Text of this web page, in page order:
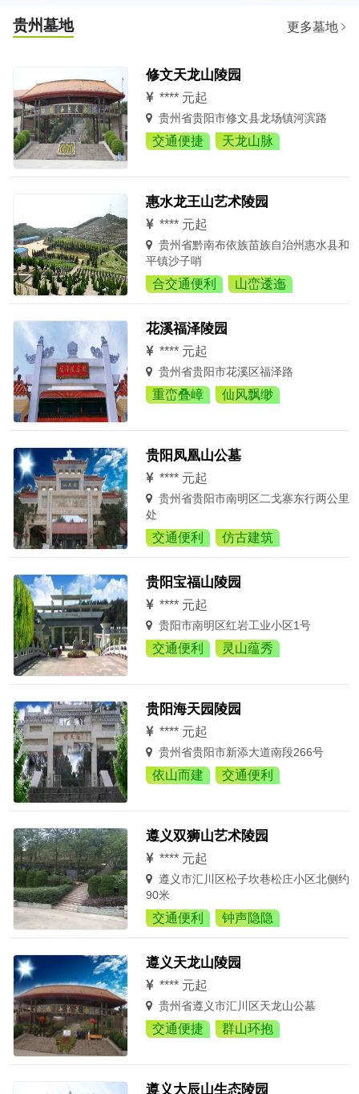
贵州墓地 更多墓地
修文天龙山陵园
**** 元起
贵州省贵阳市修文县龙场镇河滨路
交通便捷 天龙山脉
惠水龙王山艺术陵园
**** 元起
贵州省黔南布依族苗族自治州惠水县和
平镇沙子哨
合交通便利 山峦逶迤
花溪福泽陵园
**** 元起
贵州省贵阳市花溪区福泽路
重峦叠嶂 仙风飘缈
贵阳凤凰山公墓
**** 元起
贵州省贵阳市南明区二戈寨东行两公里
处
交通便利 仿古建筑
贵阳宝福山陵园
**** 元起
贵阳市南明区红岩工业小区1号
交通便利 灵山蕴秀
贵阳海天园陵园
**** 元起
贵州省贵阳市新添大道南段266号
依山而建 交通便利
遵义双狮山艺术陵园
**** 元起
遵义市汇川区松子坎巷松庄小区北侧约
90米
交通便利 钟声隐隐
遵义天龙山陵园
**** 元起
贵州省遵义市汇川区天龙山公墓
交通便捷 群山环抱
遵义大辰山生态陵园